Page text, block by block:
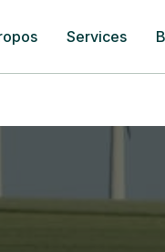
Services